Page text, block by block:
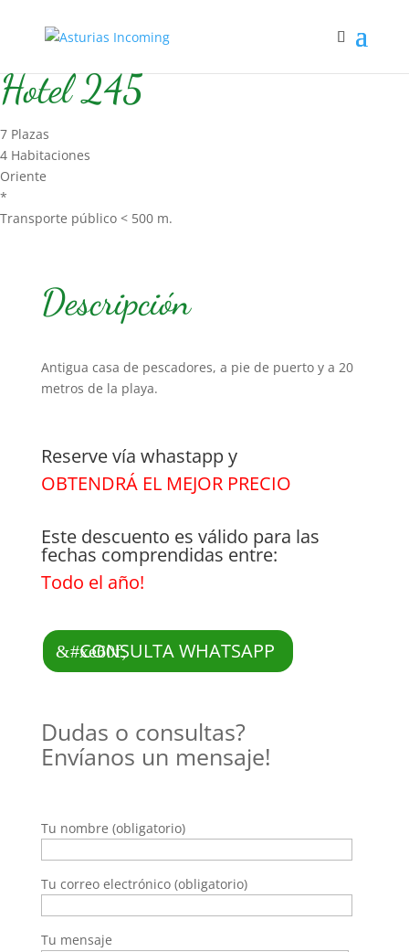
Hotel 245
7 Plazas
4 Habitaciones
Oriente
*
Transporte público < 500 m.
Descripción
Antigua casa de pescadores, a pie de puerto y a 20
metros de la playa.
Reserve vía whastapp y
OBTENDRÁ EL MEJOR PRECIO
Este descuento es válido para las
fechas comprendidas entre:
Todo el año!
CONSULTA WHATSAPP
Dudas o consultas?
Envíanos un mensaje!
Tu nombre (obligatorio)
Tu correo electrónico (obligatorio)
Tu mensaje